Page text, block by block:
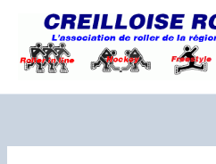
contenu